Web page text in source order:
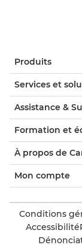
Produits
Services et
Assistance &
Formation et
À propos de
Mon compte
Conditions
Accessibilité